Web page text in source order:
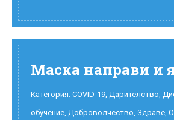
Маска направи и
Категория: COVID-19, Дарителство,
обучение, Доброволчество, Здраве,